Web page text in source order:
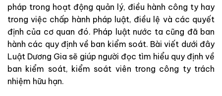
pháp trong hoạt động quản lý, điều hành công ty hay
trong việc chấp hành pháp luật, điều lệ và các quyết
định của cơ quan đó. Pháp luật nước ta cũng đã ban
hành các quy định về ban kiểm soát. Bài viết dưới đây
Luật Dương Gia sẽ giúp người đọc tìm hiểu quy định về
ban kiểm soát, kiểm soát viên trong công ty trách
nhiệm hữu hạn.